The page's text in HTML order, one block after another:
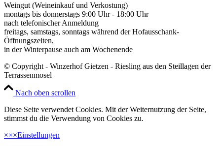
Weingut (Weineinkauf und Verkostung)
montags bis donnerstags 9:00 Uhr - 18:00 Uhr
nach telefonischer Anmeldung
freitags, samstags, sonntags während der Hofausschank-
Öffnungszeiten,
in der Winterpause auch am Wochenende
© Copyright - Winzerhof Gietzen - Riesling aus den Steillagen der
Terrassenmosel
Nach oben scrollen
Diese Seite verwendet Cookies. Mit der Weiternutzung der Seite,
stimmst du die Verwendung von Cookies zu.
×××Einstellungen